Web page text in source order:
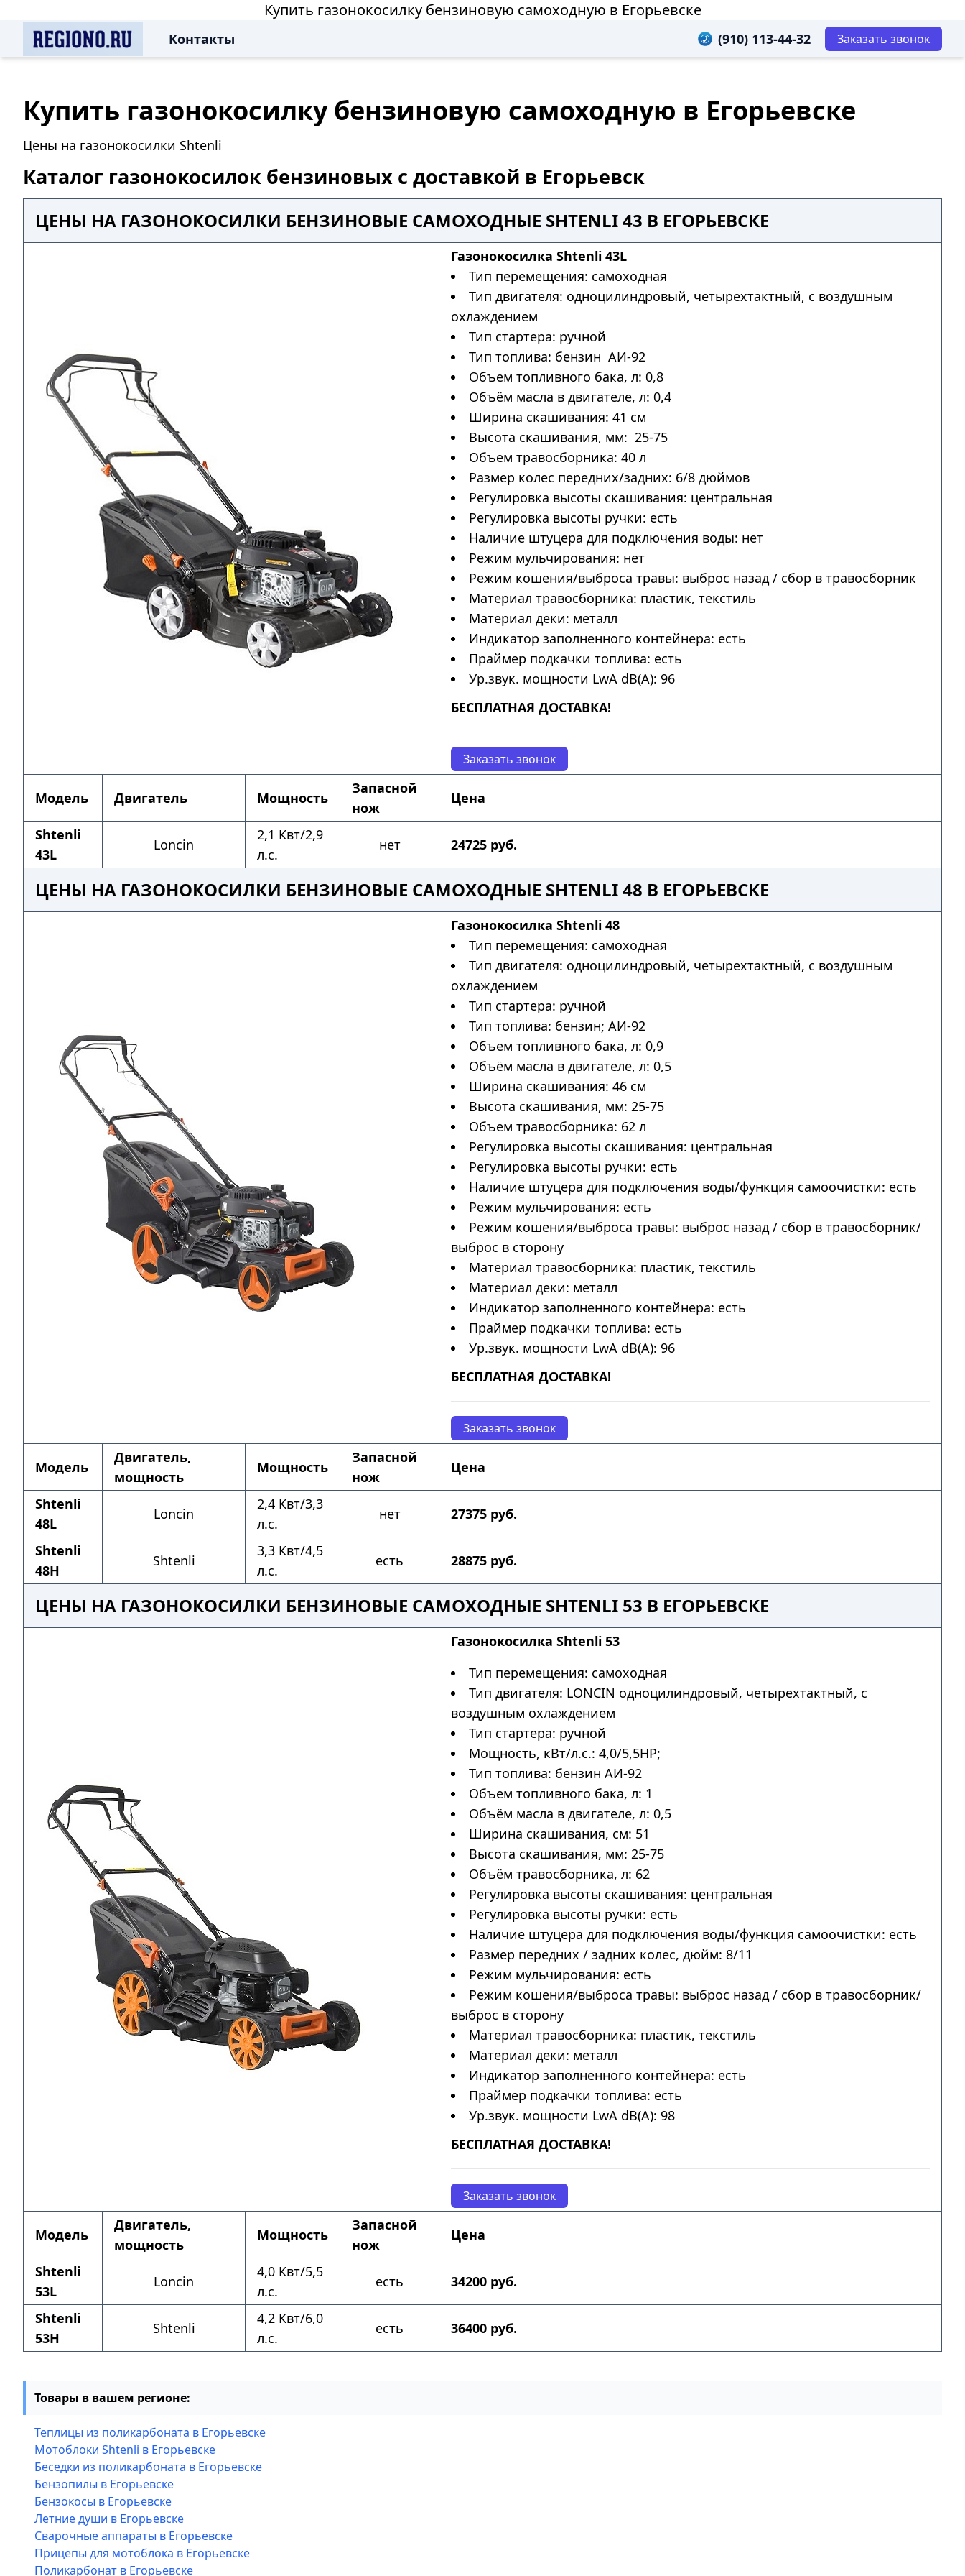
Купить газонокосилку бензиновую самоходную в Егорьевске
Контакты (910) 113-44-32 Заказать звонок
Купить газонокосилку бензиновую самоходную в Егорьевске
Цены на газонокосилки Shtenli
Каталог газонокосилок бензиновых с доставкой в Егорьевск
ЦЕНЫ НА ГАЗОНОКОСИЛКИ БЕНЗИНОВЫЕ САМОХОДНЫЕ SHTENLI 43 В ЕГОРЬЕВСКЕ
Газонокосилка Shtenli 43L
Тип перемещения: самоходная
Тип двигателя: одноцилиндровый, четырехтактный, с воздушным
охлаждением
Тип стартера: ручной
Тип топлива: бензин АИ-92
Объем топливного бака, л: 0,8
Объём масла в двигателе, л: 0,4
Ширина скашивания: 41 см
Высота скашивания, мм: 25-75
Объем травосборника: 40 л
Размер колес передних/задних: 6/8 дюймов
Регулировка высоты скашивания: центральная
Регулировка высоты ручки: есть
Наличие штуцера для подключения воды: нет
Режим мульчирования: нет
Режим кошения/выброса травы: выброс назад / сбор в травосборник
Материал травосборника: пластик, текстиль
Материал деки: металл
Индикатор заполненного контейнера: есть
Праймер подкачки топлива: есть
Ур.звук. мощности LwA dB(A): 96
БЕСПЛАТНАЯ ДОСТАВКА!
Заказать звонок
Модель Двигатель Мощность
Запасной
нож
Цена
Shtenli
43L
Loncin
2,1 Квт/2,9
л.с.
нет 24725 руб.
ЦЕНЫ НА ГАЗОНОКОСИЛКИ БЕНЗИНОВЫЕ САМОХОДНЫЕ SHTENLI 48 В ЕГОРЬЕВСКЕ
Газонокосилка Shtenli 48
Тип перемещения: самоходная
Тип двигателя: одноцилиндровый, четырехтактный, с воздушным
охлаждением
Тип стартера: ручной
Тип топлива: бензин; АИ-92
Объем топливного бака, л: 0,9
Объём масла в двигателе, л: 0,5
Ширина скашивания: 46 см
Высота скашивания, мм: 25-75
Объем травосборника: 62 л
Регулировка высоты скашивания: центральная
Регулировка высоты ручки: есть
Наличие штуцера для подключения воды/функция самоочистки: есть
Режим мульчирования: есть
Режим кошения/выброса травы: выброс назад / сбор в травосборник/
выброс в сторону
Материал травосборника: пластик, текстиль
Материал деки: металл
Индикатор заполненного контейнера: есть
Праймер подкачки топлива: есть
Ур.звук. мощности LwA dB(A): 96
БЕСПЛАТНАЯ ДОСТАВКА!
Заказать звонок
Модель
Двигатель,
мощность
Мощность
Запасной
нож
Цена
Shtenli
48L
Loncin
2,4 Квт/3,3
л.с.
нет 27375 руб.
Shtenli
48H
Shtenli
3,3 Квт/4,5
л.с.
есть 28875 руб.
ЦЕНЫ НА ГАЗОНОКОСИЛКИ БЕНЗИНОВЫЕ САМОХОДНЫЕ SHTENLI 53 В ЕГОРЬЕВСКЕ
Газонокосилка Shtenli 53
Тип перемещения: самоходная
Тип двигателя: LONCIN одноцилиндровый, четырехтактный, с
воздушным охлаждением
Тип стартера: ручной
Мощность, кВт/л.с.: 4,0/5,5HP;
Тип топлива: бензин АИ-92
Объем топливного бака, л: 1
Объём масла в двигателе, л: 0,5
Ширина скашивания, см: 51
Высота скашивания, мм: 25-75
Объём травосборника, л: 62
Регулировка высоты скашивания: центральная
Регулировка высоты ручки: есть
Наличие штуцера для подключения воды/функция самоочистки: есть
Размер передних / задних колес, дюйм: 8/11
Режим мульчирования: есть
Режим кошения/выброса травы: выброс назад / сбор в травосборник/
выброс в сторону
Материал травосборника: пластик, текстиль
Материал деки: металл
Индикатор заполненного контейнера: есть
Праймер подкачки топлива: есть
Ур.звук. мощности LwA dB(A): 98
БЕСПЛАТНАЯ ДОСТАВКА!
Заказать звонок
Модель
Двигатель,
мощность
Мощность
Запасной
нож
Цена
Shtenli
53L
Loncin
4,0 Квт/5,5
л.с.
есть 34200 руб.
Shtenli
53H
Shtenli
4,2 Квт/6,0
л.с.
есть 36400 руб.
Товары в вашем регионе:
Теплицы из поликарбоната в Егорьевске
Мотоблоки Shtenli в Егорьевске
Беседки из поликарбоната в Егорьевске
Бензопилы в Егорьевске
Бензокосы в Егорьевске
Летние души в Егорьевске
Сварочные аппараты в Егорьевске
Прицепы для мотоблока в Егорьевске
Поликарбонат в Егорьевске